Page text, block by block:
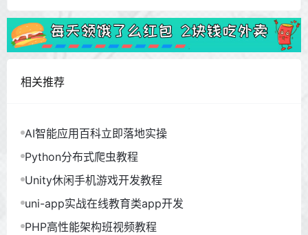
相关推荐
AI智能应用百科立即落地实操
Python分布式爬虫教程
Unity休闲手机游戏开发教程
uni-app实战在线教育类app开发
PHP高性能架构班视频教程